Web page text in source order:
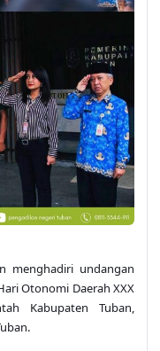
menghadiri undangan
Otonomi Daerah XXX
Kabupaten Tuban,